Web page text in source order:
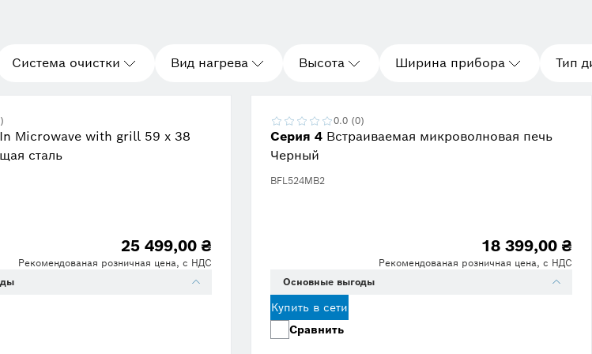
Система очистки Вид нагрева Высота Ширина прибора Тип
Microwave with grill 59 x 38
сталь
25 499,00 ₴
Рекомендованая розничная цена, с НДС
Серия 4 Встраиваемая микроволновая печь
Черный
BFL524MB2
0.0 (0)
18 399,00 ₴
Рекомендованая розничная цена, с НДС
Основные выгоды
Купить в сети
Сравнить